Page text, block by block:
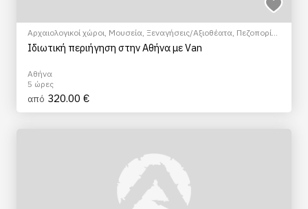
Αρχαιολογικοί χώροι, Μουσεία, Ξεναγήσεις/Αξιοθέατα, Πεζοπορία
Πόλης
Πολιτιστικά - Πολιτισμικά
Ιδιωτική περιήγηση στην Αθήνα με Van
Αθήνα
5 ώρες
από 320.00 €